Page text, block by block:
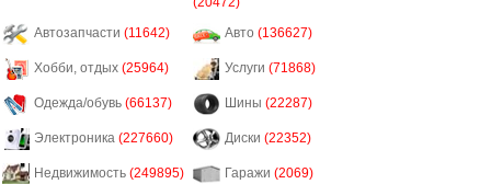
Автозапчасти (11642) Авто (136627)
Хобби, отдых (25964) Услуги (71868)
Одежда/обувь (66137) Шины (22287)
Электроника (227660) Диски (22352)
Недвижимость (249895) Гаражи (2069)